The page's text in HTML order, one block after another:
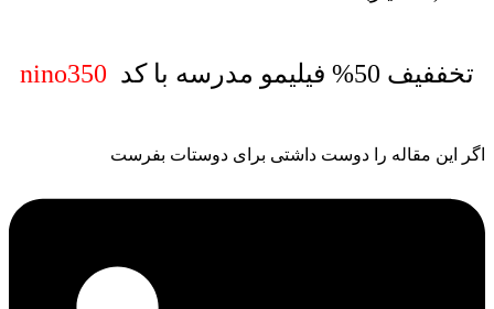
تخففیف 50% فیلیمو مدرسه با کد nino350
این مقاله را دوست داشتی برای دوستات بفرست